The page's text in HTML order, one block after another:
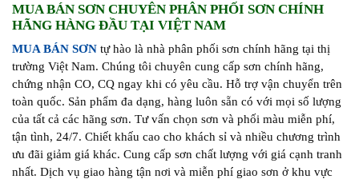
MUA BÁN SƠN CHUYÊN PHÂN PHỐI SƠN CHÍNH
HÃNG HÀNG ĐẦU TẠI VIỆT NAM
MUA BÁN SƠN tự hào là nhà phân phối sơn chính hãng tại thị
trường Việt Nam. Chúng tôi chuyên cung cấp sơn chính hãng,
chứng nhận CO, CQ ngay khi có yêu cầu. Hỗ trợ vận chuyển trên
toàn quốc. Sản phẩm đa dạng, hàng luôn sẵn có với mọi số lượng
của tất cả các hãng sơn. Tư vấn chọn sơn và phối màu miễn phí,
tận tình, 24/7. Chiết khấu cao cho khách sỉ và nhiều chương trình
ưu đãi giảm giá khác. Cung cấp sơn chất lượng với giá cạnh tranh
nhất. Dịch vụ giao hàng tận nơi và miễn phí giao sơn ở khu vực